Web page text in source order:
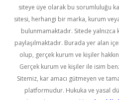
siteye üye olarak bu sorumluluğu
sitesi, herhangi bir marka, kurum
bulunmamaktadır. Sitede yalnızca
paylaşılmaktadır. Burada yer alan
olup, gerçek kurum ve kişiler
Gerçek kurum ve kişiler ile isim
Sitemiz, kar amacı gütmeyen ve
platformudur. Hukuka ve yasal